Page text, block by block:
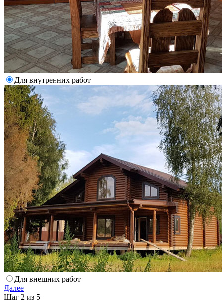
Для внутренних работ
Для внешних работ
Далее
Шаг 2 из 5